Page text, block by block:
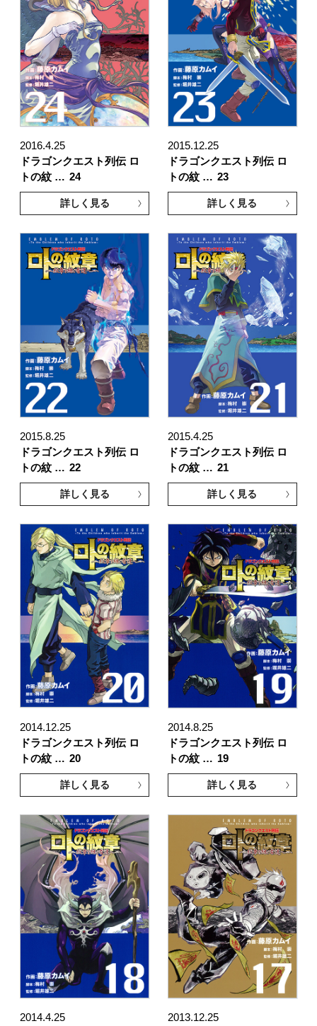
2016.4.25
ドラゴンクエスト列伝 ロ
トの紋 … 24
詳しく見る
2015.12.25
ドラゴンクエスト列伝 ロ
トの紋 … 23
詳しく見る
2015.8.25
ドラゴンクエスト列伝 ロ
トの紋 … 22
詳しく見る
2015.4.25
ドラゴンクエスト列伝 ロ
トの紋 … 21
詳しく見る
2014.12.25
ドラゴンクエスト列伝 ロ
トの紋 … 20
詳しく見る
2014.8.25
ドラゴンクエスト列伝 ロ
トの紋 … 19
詳しく見る
2014.4.25
2013.12.25